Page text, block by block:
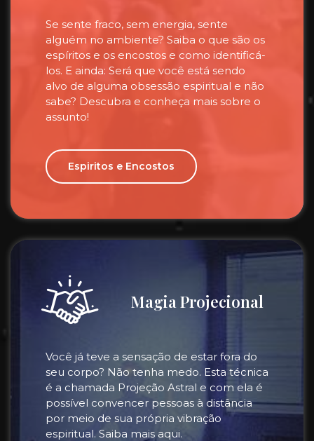
Se sente fraco, sem energia, sente
alguém no ambiente? Saiba o que são os
espíritos e os encostos e como identificá-
los. E ainda: Será que você está sendo
alvo de alguma obsessão espiritual e não
sabe? Descubra e conheça mais sobre o
assunto!
Espiritos e Encostos
Magia Projecional
Você já teve a sensação de estar fora do
seu corpo? Não tenha medo. Esta técnica
é a chamada Projeção Astral e com ela é
possível convencer pessoas à distância
por meio de sua própria vibração
espiritual. Saiba mais aqui.